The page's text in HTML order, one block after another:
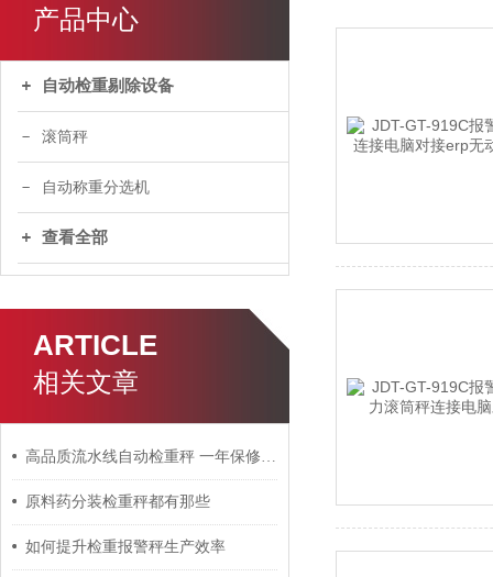
产品中心
自动检重剔除设备
滚筒秤
自动称重分选机
查看全部
ARTICLE
相关文章
高品质流水线自动检重秤 一年保修终身质保
原料药分装检重秤都有那些
如何提升检重报警秤生产效率